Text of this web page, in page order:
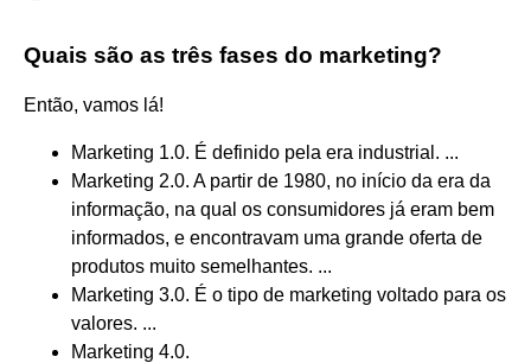
Quais são as três fases do marketing?
Então, vamos lá!
Marketing 1.0. É definido pela era industrial. ...
Marketing 2.0. A partir de 1980, no início da era da
informação, na qual os consumidores já eram bem
informados, e encontravam uma grande oferta de
produtos muito semelhantes. ...
Marketing 3.0. É o tipo de marketing voltado para os
valores. ...
Marketing 4.0.